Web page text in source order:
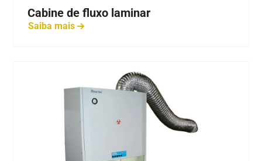
Cabine de fluxo laminar
Saiba mais